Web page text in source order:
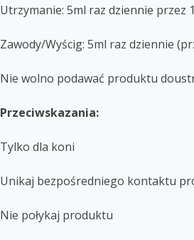
Utrzymanie: 5ml raz dziennie przez
Zawody/Wyścig: 5ml raz dziennie
Nie wolno podawać produktu
Przeciwskazania:
Tylko dla koni
Unikaj bezpośredniego kontaktu
Nie połykaj produktu